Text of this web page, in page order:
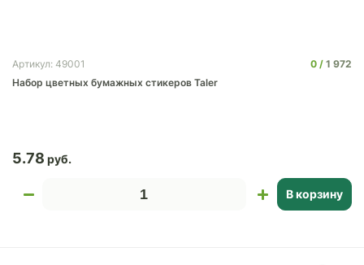
Артикул: 49001 0
1 972
Набор цветных бумажных стикеров Taler
5.78
В корзину